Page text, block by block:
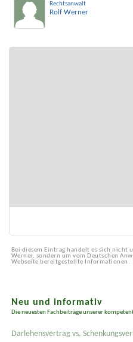
Rechtsanwalt
Rolf Werner
Bei diesem Eintrag handelt es sich nicht
Werner, sondern um vom Deutschen
Webseite bereitgestellte Informationen.
Neu und informativ
Die neuesten Fachbeiträge unserer
Darlehensvertrag vs.